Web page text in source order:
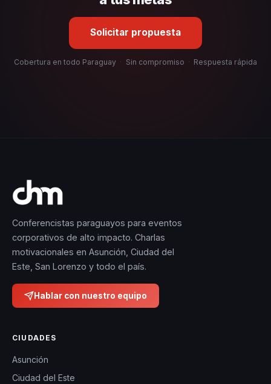
Solicitar propuesta
Cobertura en todo Paraguay · Sin compromiso · Respuesta rápida
Conferencistas paraguayos para eventos
corporativos de alto impacto. Charlas
motivacionales en Asunción, Ciudad del
Este, San Lorenzo y todo el país.
Hablar con nuestro equipo
CIUDADES
Asunción
Ciudad del Este